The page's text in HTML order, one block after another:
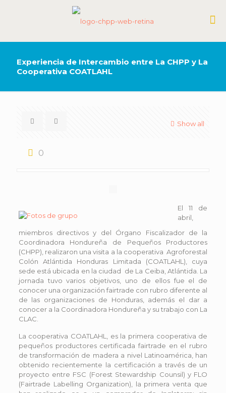
Experiencia de Intercambio entre La CHPP y La
Cooperativa COATLAHL
Show all
0
El 11 de
abril,
miembros directivos y del Órgano Fiscalizador de la
Coordinadora Hondureña de Pequeños Productores
(CHPP), realizaron una visita a la cooperativa Agroforestal
Colón Atlántida Honduras Limitada (COATLAHL), cuya
sede está ubicada en la ciudad de La Ceiba, Atlántida. La
jornada tuvo varios objetivos, uno de ellos fue el de
conocer una organización fairtrade con rubro diferente al
de las organizaciones de Honduras, además el dar a
conocer a la Coordinadora Hondureña y su trabajo con La
CLAC.
La cooperativa COATLAHL, es la primera cooperativa de
pequeños productores certificada fairtrade en el rubro
de transformación de madera a nivel Latinoamérica, han
obtenido recientemente la certificación a través de un
proyecto entre FSC (Forest Stewardship Counsil) y FLO
(Fairtrade Labelling Organization), la primera venta que